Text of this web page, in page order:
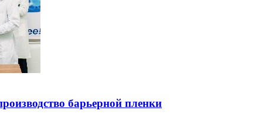
барьерной пленки